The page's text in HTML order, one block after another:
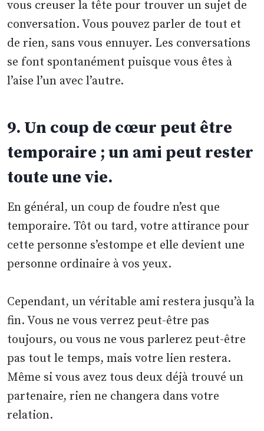
vous creuser la tête pour trouver un sujet de
conversation. Vous pouvez parler de tout et
de rien, sans vous ennuyer. Les conversations
se font spontanément puisque vous êtes à
l’aise l’un avec l’autre.
9. Un coup de cœur peut être
temporaire ; un ami peut rester
toute une vie.
En général, un coup de foudre n’est que
temporaire. Tôt ou tard, votre attirance pour
cette personne s’estompe et elle devient une
personne ordinaire à vos yeux.
Cependant, un véritable ami restera jusqu’à la
fin. Vous ne vous verrez peut-être pas
toujours, ou vous ne vous parlerez peut-être
pas tout le temps, mais votre lien restera.
Même si vous avez tous deux déjà trouvé un
partenaire, rien ne changera dans votre
relation.